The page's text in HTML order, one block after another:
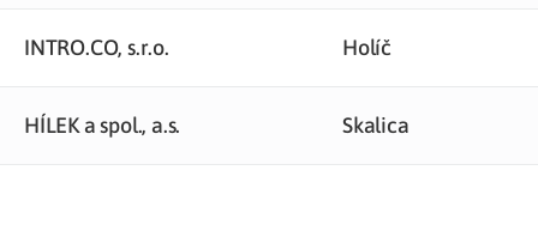
INTRO.CO, s.r.o. Holíč
HÍLEK a spol., a.s. Skalica